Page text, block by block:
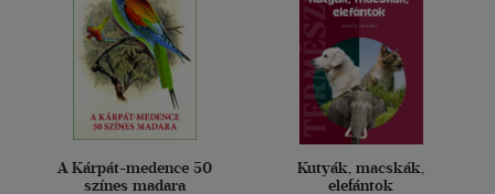
A Kárpát-medence 50
színes madara
Kutyák, macskák,
elefántok